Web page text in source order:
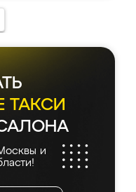
ТАКСИ
и